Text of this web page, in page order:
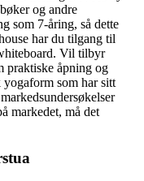
og andre
som 7-åring, så dette
har du tilgang til
Vil tilbyr
praktiske åpning og
som har sitt
markedet, må det